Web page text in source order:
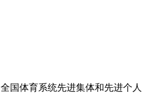
全国体育系统先进集体和先进个人